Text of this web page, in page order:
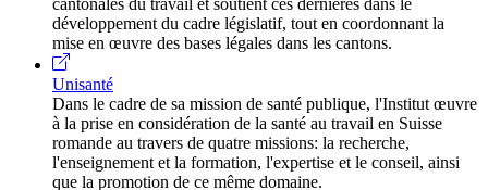
développement du cadre législatif, tout en coordonnant la
mise en œuvre des bases légales dans les cantons.
Unisanté
Dans le cadre de sa mission de santé publique, l'Institut œuvre
à la prise en considération de la santé au travail en Suisse
romande au travers de quatre missions: la recherche,
l'enseignement et la formation, l'expertise et le conseil, ainsi
que la promotion de ce même domaine.